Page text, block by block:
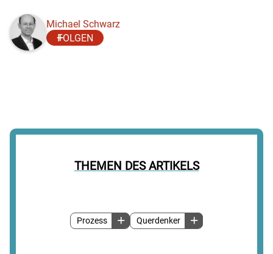
THEMEN DES ARTIKELS
Prozess Querdenker
Michael Schwarz
FOLGEN